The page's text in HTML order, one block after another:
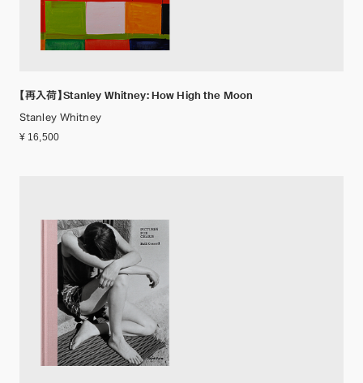
【再入荷】Stanley Whitney: How High the Moon
Stanley Whitney
¥ 16,500